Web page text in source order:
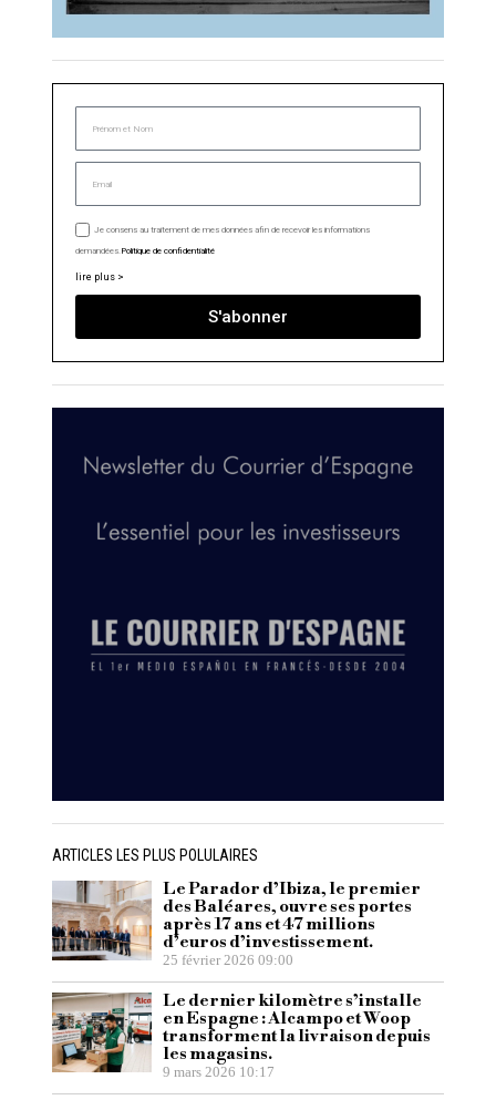
Je consens au traitement de mes données afin de recevoir les informations
demandées.Politique de confidentialité
lire plus >
S'abonner
ARTICLES LES PLUS POLULAIRES
Le Parador d’Ibiza, le premier
des Baléares, ouvre ses portes
après 17 ans et 47 millions
d’euros d’investissement.
25 février 2026 09:00
Le dernier kilomètre s’installe
en Espagne : Alcampo et Woop
transforment la livraison depuis
les magasins.
9 mars 2026 10:17